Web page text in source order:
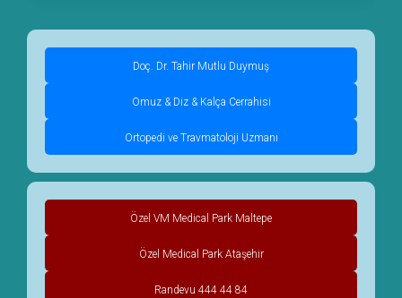
Doç. Dr. Tahir Mutlu Duymuş
Omuz & Diz & Kalça Cerrahisi
Ortopedi ve Travmatoloji Uzmanı
Özel VM Medical Park Maltepe
Özel Medical Park Ataşehir
Randevu 444 44 84